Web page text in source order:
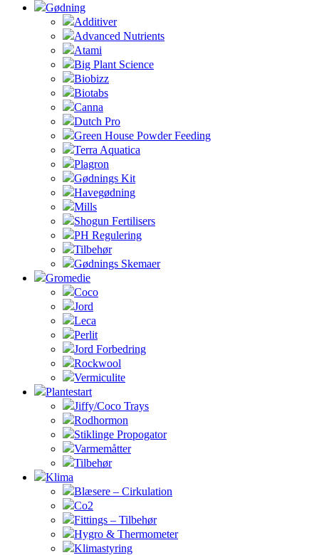
Gødning
Additiver
Advanced Nutrients
Atami
Big Plant Science
Biobizz
Biotabs
Canna
Dutch Pro
Green House Powder Feeding
Terra Aquatica
Plagron
Gødnings Kit
Havegødning
Mills
Shogun Fertilisers
PH Regulering
Tilbehør
Gødnings Skemaer
Gromedie
Coco
Jord
Leca
Perlit
Jord Forbedring
Rockwool
Vermiculite
Plantestart
Jiffy/Coco Trays
Rodhormon
Stiklinge Propogator
Varmemåtter
Tilbehør
Klima
Blæsere – Cirkulation
Co2
Fittings – Tilbehør
Hygro & Thermometer
Klimastyring